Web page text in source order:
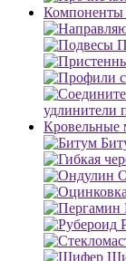
Компоненты
удлинители
Кровельные